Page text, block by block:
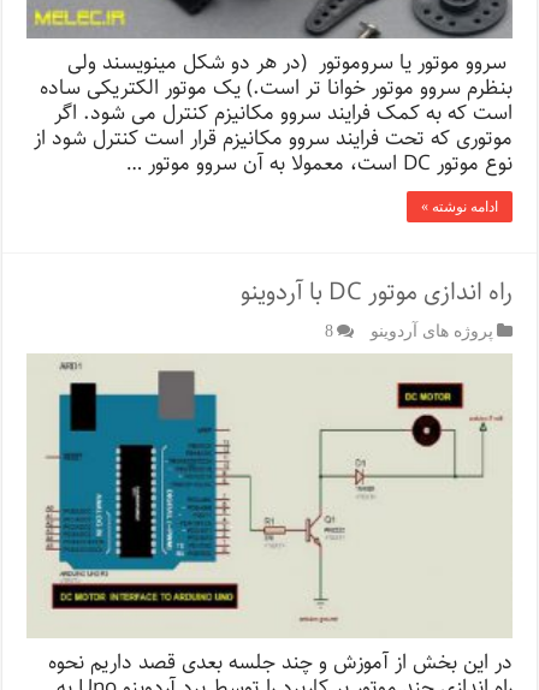
سروو موتور یا سروموتور (در هر دو شکل مینویسند ولی
بنظرم سروو موتور خوانا تر است.) یک موتور الکتریکی ساده
است که به کمک فرایند سروو مکانیزم کنترل می شود. اگر
موتوری که تحت فرایند سروو مکانیزم قرار است کنترل شود از
نوع موتور DC است، معمولا به آن سروو موتور …
ادامه نوشته »
راه اندازی موتور DC با آردوینو
پروژه های آردوینو 8
در این بخش از آموزش و چند جلسه بعدی قصد داریم نحوه